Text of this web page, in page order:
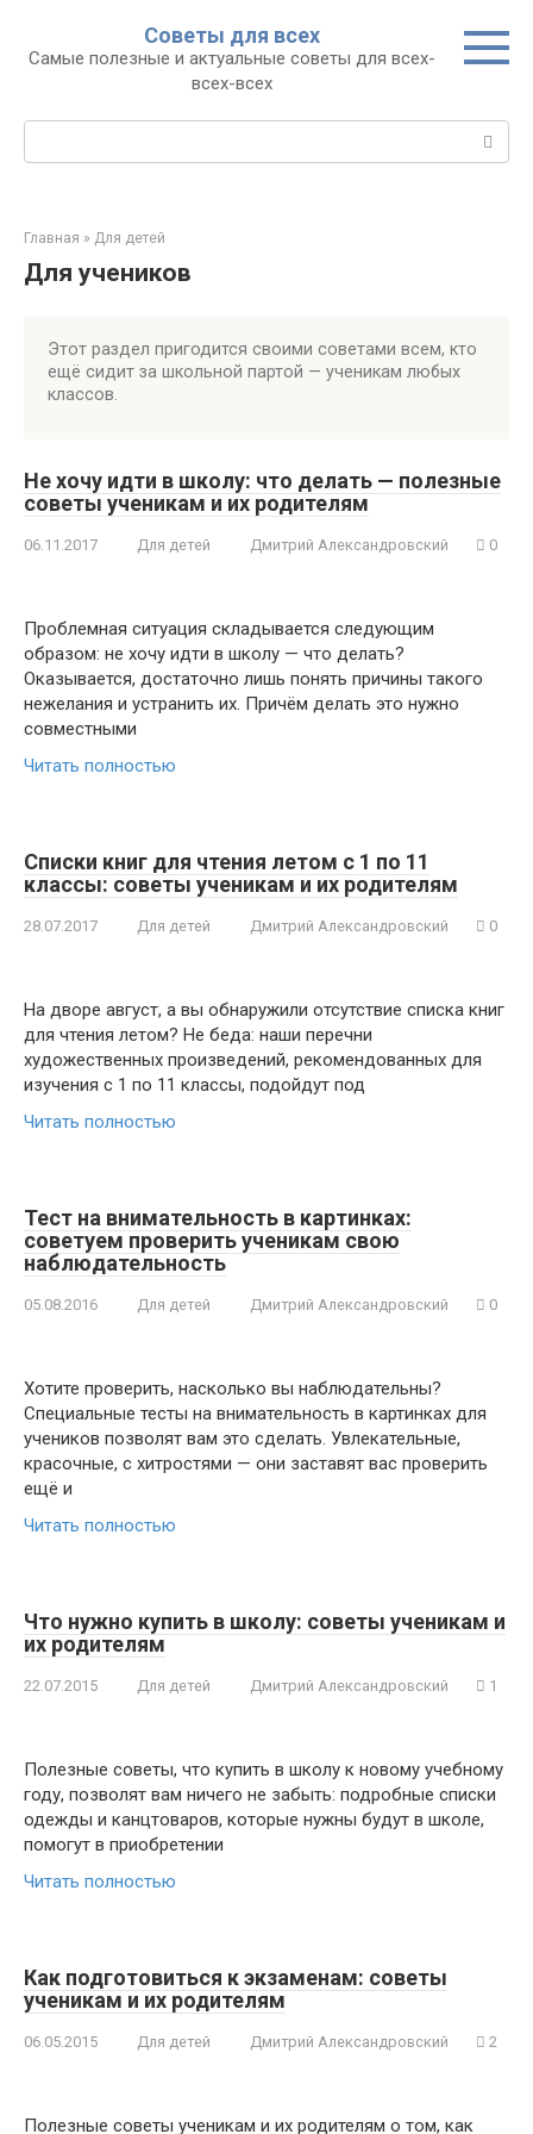
контенту
Советы для всех
Самые полезные и актуальные советы для всех-
всех-всех
Главная » Для детей
Для учеников
Этот раздел пригодится своими советами всем, кто
ещё сидит за школьной партой — ученикам любых
классов.
Не хочу идти в школу: что делать — полезные
советы ученикам и их родителям
06.11.2017 Для детей Дмитрий Александровский 0
Проблемная ситуация складывается следующим
образом: не хочу идти в школу — что делать?
Оказывается, достаточно лишь понять причины такого
нежелания и устранить их. Причём делать это нужно
совместными
Читать полностью
Списки книг для чтения летом с 1 по 11
классы: советы ученикам и их родителям
28.07.2017 Для детей Дмитрий Александровский 0
На дворе август, а вы обнаружили отсутствие списка книг
для чтения летом? Не беда: наши перечни
художественных произведений, рекомендованных для
изучения с 1 по 11 классы, подойдут под
Читать полностью
Тест на внимательность в картинках:
советуем проверить ученикам свою
наблюдательность
05.08.2016 Для детей Дмитрий Александровский 0
Хотите проверить, насколько вы наблюдательны?
Специальные тесты на внимательность в картинках для
учеников позволят вам это сделать. Увлекательные,
красочные, с хитростями — они заставят вас проверить
ещё и
Читать полностью
Что нужно купить в школу: советы ученикам и
их родителям
22.07.2015 Для детей Дмитрий Александровский 1
Полезные советы, что купить в школу к новому учебному
году, позволят вам ничего не забыть: подробные списки
одежды и канцтоваров, которые нужны будут в школе,
помогут в приобретении
Читать полностью
Как подготовиться к экзаменам: советы
ученикам и их родителям
06.05.2015 Для детей Дмитрий Александровский 2
Полезные советы ученикам и их родителям о том, как